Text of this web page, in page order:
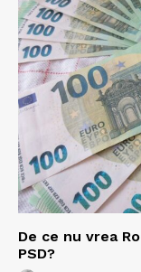
De ce nu vrea
PSD?